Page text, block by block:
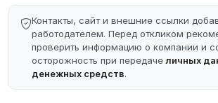
Контакты, сайт и внешние ссылки
работодателем. Перед откликом
проверить информацию о компании и
осторожность при передачеличных
денежных средств.